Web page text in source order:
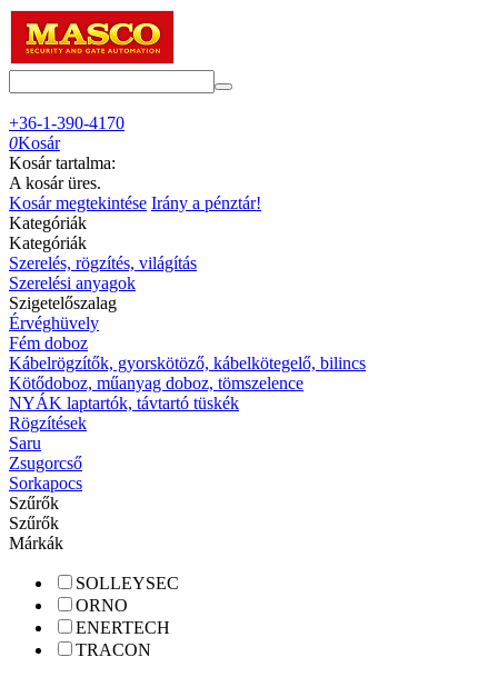
+36-1-390-4170
0Kosár
Kosár tartalma:
A kosár üres.
Kosár megtekintése Irány a pénztár!
Kategóriák
Kategóriák
Szerelés, rögzítés, világítás
Szerelési anyagok
Szigetelőszalag
Érvéghüvely
Fém doboz
Kábelrögzítők, gyorskötöző, kábelkötegelő, bilincs
Kötődoboz, műanyag doboz, tömszelence
NYÁK laptartók, távtartó tüskék
Rögzítések
Saru
Zsugorcső
Sorkapocs
Szűrők
Szűrők
Márkák
SOLLEYSEC
ORNO
ENERTECH
TRACON